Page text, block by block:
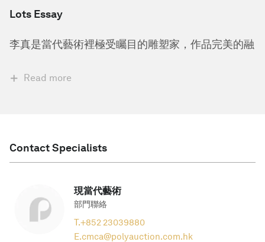
Lots Essay
李真是當代藝術裡極受矚目的雕塑家，作品完美的融
Read more
Contact Specialists
現當代藝術
部門聯絡
T.+852 23039880
E.cmca@polyauction.com.hk